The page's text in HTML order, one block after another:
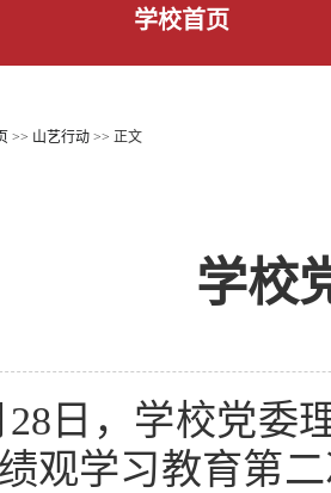
学校首页
>> 山艺行动 >> 正文
学校
28日，学校党委
观学习教育第